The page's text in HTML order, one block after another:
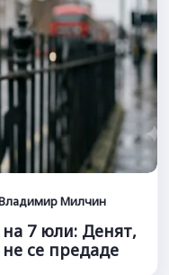
Милчин
7 юли: Денят,
се предаде